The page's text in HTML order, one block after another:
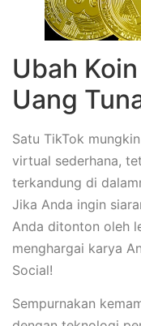
Ubah
Uang
Satu TikTok
virtual sederhana,
terkandung di
Jika Anda ingin
Anda ditonton oleh
menghargai karya
Social!
Sempurnakan